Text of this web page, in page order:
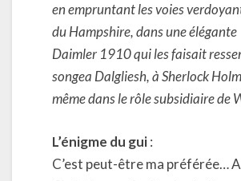
en empruntant les voies
du Hampshire, dans une élégante
Daimler 1910 qui les faisait
songea Dalgliesh, à Sherlock
même dans le rôle subsidiaire de
L’énigme du gui:
C’est peut-être ma préférée…